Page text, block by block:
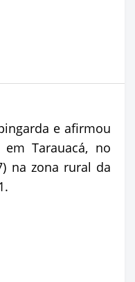
e afirmou
Tarauacá, no
na zona rural da